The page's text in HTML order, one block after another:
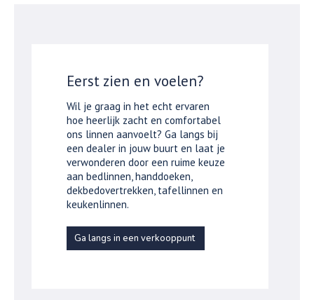
Eerst zien en voelen?
Wil je graag in het echt ervaren
hoe heerlijk zacht en comfortabel
ons linnen aanvoelt? Ga langs bij
een dealer in jouw buurt en laat je
verwonderen door een ruime keuze
aan bedlinnen, handdoeken,
dekbedovertrekken, tafellinnen en
keukenlinnen.
Ga langs in een verkooppunt